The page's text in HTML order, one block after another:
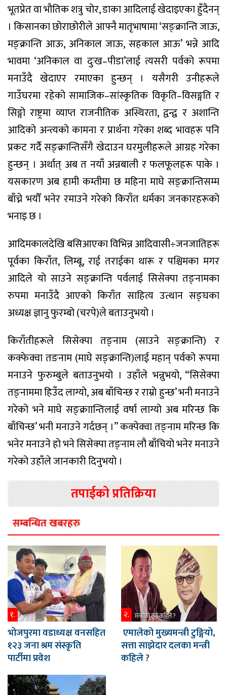
भूतप्रेत वा भौतिक शत्रु चोर, डाका आदिलाई खेदाइएका हुँदैनन्
। किसानका छोराछोरीले आफ्नै मातृभाषामा ‘सङ्क्रान्ति जाऊ,
मङ्क्रान्ति आऊ, अनिकाल जाऊ, सहकाल आऊ’ भन्ने आदि
भावमा ‘अनिकाल वा दुःख–पीडा’लाई त्यसरी पर्वको रूपमा
मनाउँदै खेदाएर रमाएका हुन्छन् । यसैगरी उनीहरूले
गाउँघरमा रहेको सामाजिक–सांस्कृतिक विकृति–विसङ्गति र
सिङ्गो राष्ट्रमा व्याप्त राजनीतिक अस्थिरता, द्वन्द्व र अशान्ति
आदिको अन्त्यको कामना र प्रार्थना गरेका शब्द भावहरू पनि
प्रकट गर्दै सङ्क्रान्तिसँगै खेदाउन घरमुलीहरूले आग्रह गरेका
हुन्छन् । अर्थात् अब त नयाँ अन्नबाली र फलफूलहरू पाके ।
यसकारण अब हामी कम्तीमा छ महिना माघे सङ्क्रान्तिसम्म
बाँच्ने भयौँ भनेर रमाउने गरेको किराँत धर्मका जनकारहरूको
भनाइ छ ।
आदिमकालदेखि बसिआएका विभिन्न आदिवासी÷जनजातिहरू
पूर्वका किराँत, लिम्बू, राई तराईका थारू र पश्चिमका मगर
आदिले यो साउने सङ्क्रान्ति पर्वलाई सिसेक्पा तङ्नामका
रुपमा मनाउँदै आएको किराँत साहित्य उत्थान सङ्घका
अध्यक्ष ज्ञानु फुरम्बो (चरपे)ले बताउनुभयो ।
किराँतीहरूले सिसेक्पा तङ्नाम (साउने सङ्क्रान्ति) र
कक्फेक्वा तङनाम (माघे सङ्क्रान्ति)लाई महान् पर्वको रूपमा
मनाउने फुरुम्बुले बताउनुभयो । उहाँले भन्नुभयो, “सिसेक्पा
तङ्नाममा हिउँद लाग्यो, अब बाँचिन्छ र राम्रो हुन्छ’ भनी मनाउने
गरेको भने माघे सङ्क्राान्तिलाई वर्षा लाग्यो अब मरिन्छ कि
बाँचिन्छ’ भनी मनाउने गर्दछन् ।” कक्पेक्वा तङ्नाम मरिन्छ कि
भनेर मनाउने हो भने सिसेक्पा तङ्नाम लौ बाँचियो भनेर मनाउने
गरेको उहाँले जानकारी दिनुभयो ।
तपाईको प्रतिक्रिया
सम्बन्धित खबरहरु
१.
भोजपुरमा वडाध्यक्ष वनसहित
१२३ जना श्रम संस्कृति
पार्टीमा प्रवेश
२.
एमालेको मुख्यमन्त्री टुङ्गियो,
सत्ता साझेदार दलका मन्त्री
कहिले ?